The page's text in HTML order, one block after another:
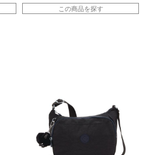
この商品を探す